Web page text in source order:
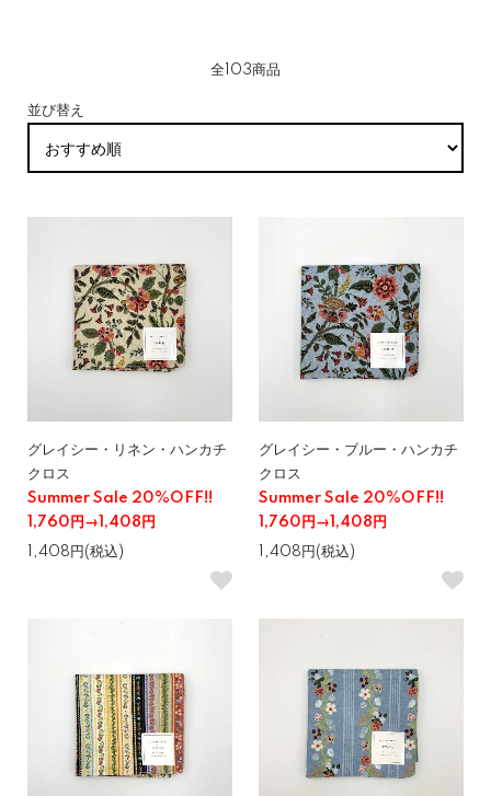
全103商品
並び替え
グレイシー・リネン・ハンカチ
クロス
Summer Sale 20%OFF!!
1,760円→1,408円
1,408円(税込)
グレイシー・ブルー・ハンカチ
クロス
Summer Sale 20%OFF!!
1,760円→1,408円
1,408円(税込)